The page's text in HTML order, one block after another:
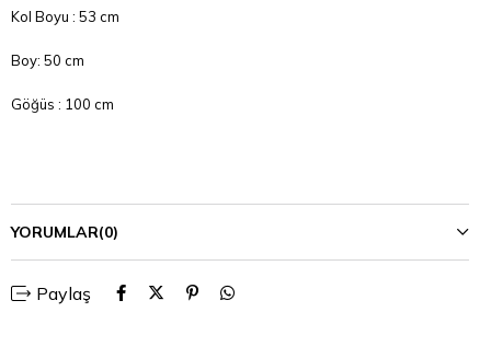
Kol Boyu : 53 cm
Boy: 50 cm
Göğüs : 100 cm
YORUMLAR(0)
Paylaş